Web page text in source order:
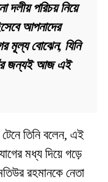
পরিচয় নিয়ে
আপনাদের
মূল্য বোঝেন, যিনি
জন্যই আজ এই
তিনি বলেন, এই
মধ্য দিয়ে গড়ে
রহমানকে নেতা